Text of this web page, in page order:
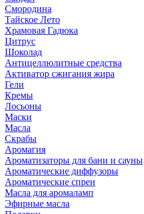
Смородина
Тайское Лето
Храмовая Гадюка
Цитрус
Шоколад
Антицеллюлитные средства
Активатор сжигания жира
Гели
Кремы
Лосьоны
Маски
Масла
Скрабы
Аромагия
Ароматизаторы для бани и сауны
Ароматические диффузоры
Ароматические спреи
Масла для аромаламп
Эфирные масла